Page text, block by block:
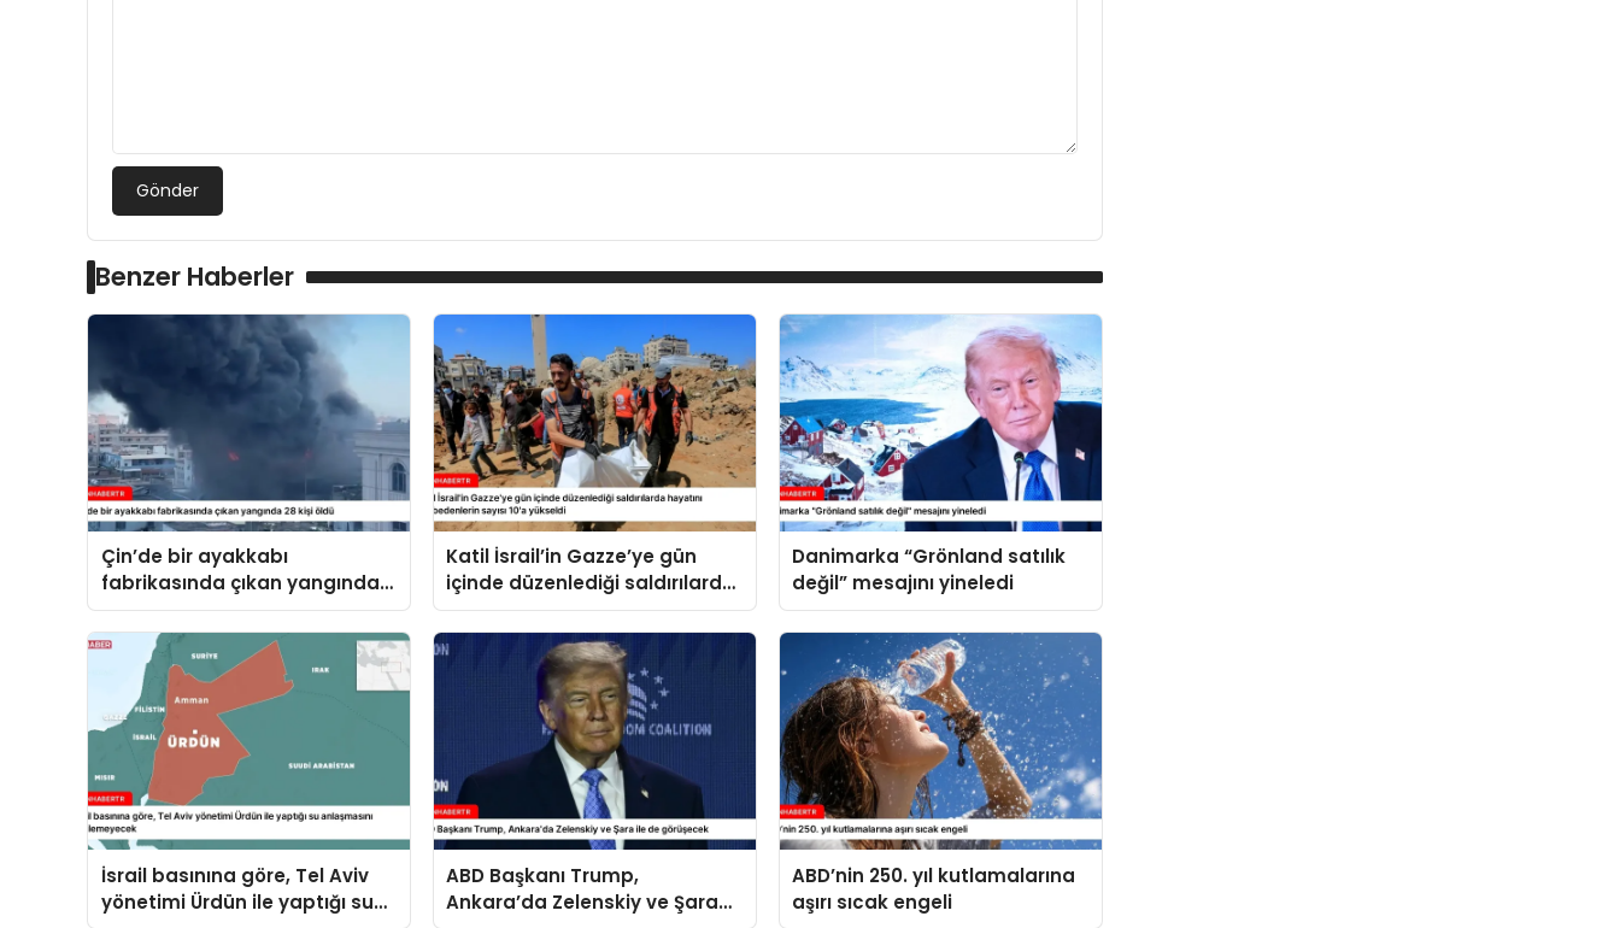
Gönder
Benzer Haberler
Çin’de bir ayakkabı
fabrikasında çıkan yangında
28 kişi öldü
Katil İsrail’in Gazze’ye gün
içinde düzenlediği saldırılarda
hayatını kaybedenlerin sayısı
10’a yükseldi
Danimarka “Grönland satılık
değil” mesajını yineledi
İsrail basınına göre, Tel Aviv
yönetimi Ürdün ile yaptığı su
ABD Başkanı Trump,
Ankara’da Zelenskiy ve Şara
ABD’nin 250. yıl kutlamalarına
aşırı sıcak engeli